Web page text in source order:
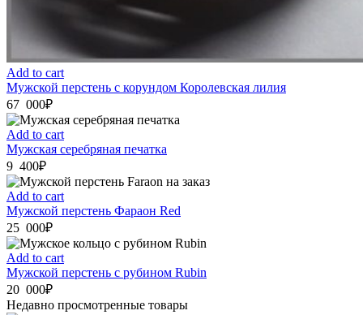
Add to cart
Мужской перстень с корундом Королевская лилия
67 000₽
Add to cart
Мужская серебряная печатка
9 400₽
Add to cart
Мужской перстень Фараон Red
25 000₽
Add to cart
Мужской перстень с рубином Rubin
20 000₽
Недавно просмотренные товары